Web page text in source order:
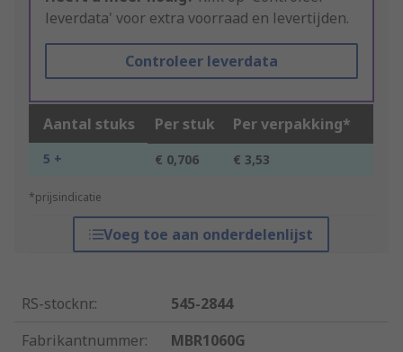
leverdata' voor extra voorraad en levertijden.
Controleer leverdata
Aantal stuks Per stuk Per verpakking*
5 + € 0,706 € 3,53
*prijsindicatie
Voeg toe aan onderdelenlijst
RS-stocknr.:
545-2844
Fabrikantnummer:
MBR1060G